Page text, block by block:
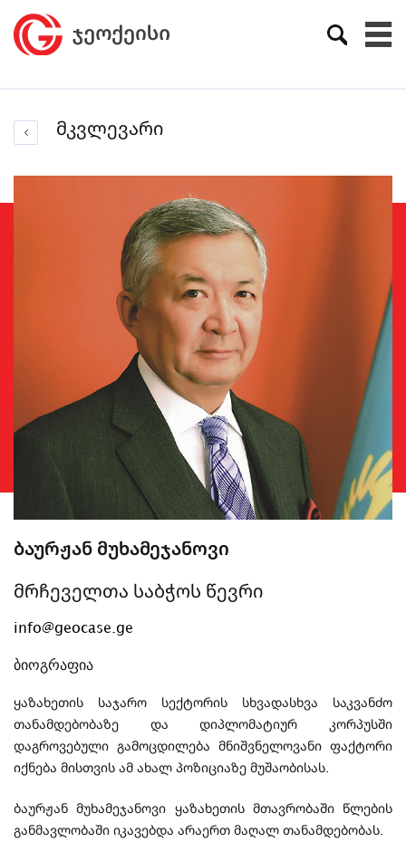
მკვლევარი
ბაურჟან მუხამეჯანოვი
მრჩეველთა საბჭოს წევრი
info@geocase.ge
ბიოგრაფია
ყაზახეთის საჯარო სექტორის სხვადასხვა საკვანძო
თანამდებობაზე და დიპლომატიურ კორპუსში
დაგროვებული გამოცდილება მნიშვნელოვანი ფაქტორი
იქნება მისთვის ამ ახალ პოზიციაზე მუშაობისას.
ბაურჟან მუხამეჯანოვი ყაზახეთის მთავრობაში წლების
განმავლობაში იკავებდა არაერთ მაღალ თანამდებობას.